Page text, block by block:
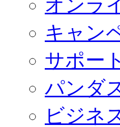
オンラ
キャン
サポー
パンダ
ビジネ